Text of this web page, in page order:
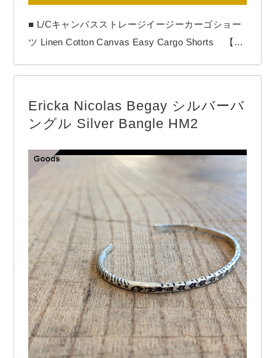
■ L/Cキャンバスストレージイージーカーゴショー
ツ Linen Cotton Canvas Easy Cargo Shorts 【B
e Upscape Audienceより「Linen Cotton Canvas
地が魅力の綿麻キャンバス生地のショーツ。 …
Ericka Nicolas Begay シルバーバ
ングル Silver Bangle HM2